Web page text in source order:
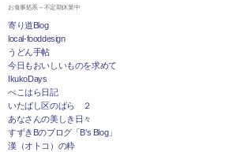
お食事処系～不定期休業中
寄り道Blog
local-fooddesign
うどん手帖
今日もおいしいものを求めて
IkukoDays
ぺこはら日記
いたばし区のばら ２
あなさんの美しき日々
すずきBのブログ「B's Blog」
漢（オトコ）の粋